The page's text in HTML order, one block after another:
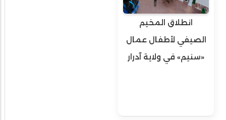
انطلاق المخيم
الصيفي لأطفال عمال
«سنيم» في ولاية آدرار